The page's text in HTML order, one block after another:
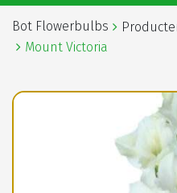
Bot Flowerbulbs
Mount Victoria